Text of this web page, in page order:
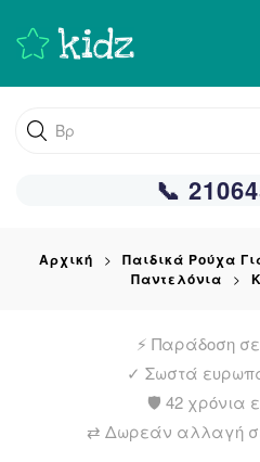
Skip
to
content
Βρείτε α
📞
Αρχική
Παιδικά Ρούχα
Παντελόνια
⚡ Παράδοση
✓ Σωστά
🛡️ 42 χρόνια
⇄ Δωρεάν αλλαγή